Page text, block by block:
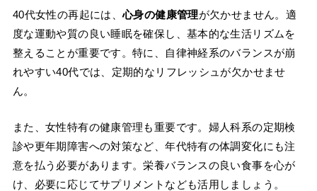
40代女性の再起には、心身の健康管理が欠かせません。適
度な運動や質の良い睡眠を確保し、基本的な生活リズムを
整えることが重要です。特に、自律神経系のバランスが崩
れやすい40代では、定期的なリフレッシュが欠かせませ
ん。
また、女性特有の健康管理も重要です。婦人科系の定期検
診や更年期障害への対策など、年代特有の体調変化にも注
意を払う必要があります。栄養バランスの良い食事を心が
け、必要に応じてサプリメントなども活用しましょう。